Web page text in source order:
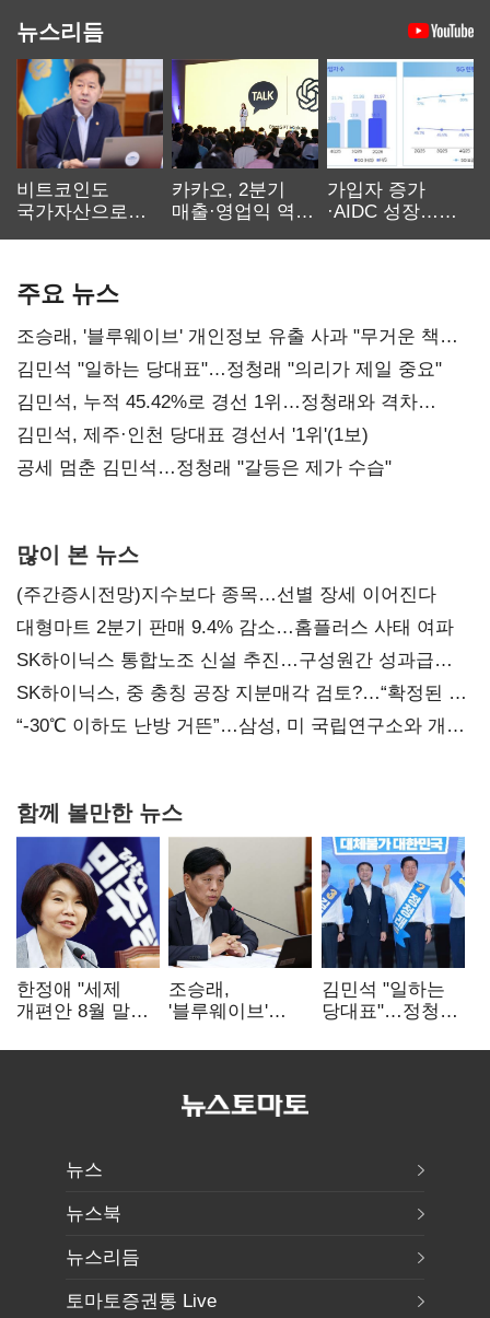
뉴스리듬
비트코인도
국가자산으로…'
카카오, 2분기
매출·영업익 역대
가입자 증가
·AIDC 성장…
주요 뉴스
조승래, '블루웨이브' 개인정보 유출 사과 "무거운 책임
통감"
김민석 "일하는 당대표"…정청래 "의리가 제일 중요"
김민석, 누적 45.42%로 경선 1위…정청래와 격차
0.86%p(2보)
김민석, 제주·인천 당대표 경선서 '1위'(1보)
공세 멈춘 김민석…정청래 "갈등은 제가 수습"
많이 본 뉴스
(주간증시전망)지수보다 종목…선별 장세 이어진다
대형마트 2분기 판매 9.4% 감소…홈플러스 사태 여파
SK하이닉스 통합노조 신설 추진…구성원간 성과급
불만 확산
SK하이닉스, 중 충칭 공장 지분매각 검토?…“확정된 바
없어”
“-30℃ 이하도 난방 거뜬”…삼성, 미 국립연구소와 개발
함께 볼만한 뉴스
한정애 "세제
개편안 8월 말
공급도 논의"
조승래,
'블루웨이브'
사과 "무거운
김민석 "일하는
당대표"…정청래
중요"
뉴스
뉴스북
뉴스리듬
토마토증권통 Live